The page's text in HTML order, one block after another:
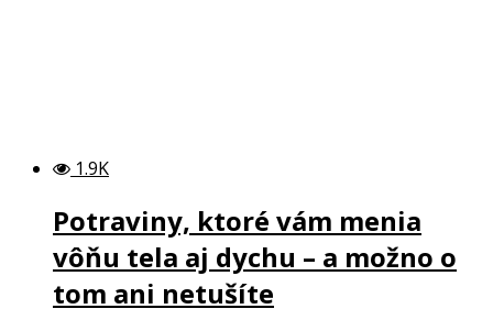
1.9K
Potraviny, ktoré vám menia
vôňu tela aj dychu – a možno o
tom ani netušíte